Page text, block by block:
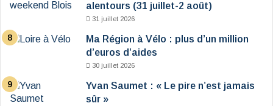
alentours (31 juillet-2 août)
31 juillet 2026
Ma Région à Vélo : plus d’un million
d’euros d’aides
30 juillet 2026
Yvan Saumet : « Le pire n’est jamais
sûr »